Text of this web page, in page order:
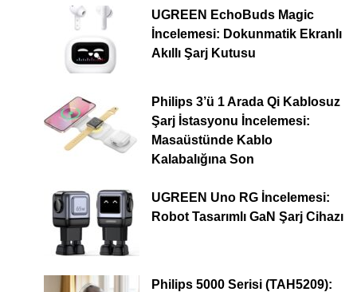
UGREEN EchoBuds Magic
İncelemesi: Dokunmatik Ekranlı
Akıllı Şarj Kutusu
Philips 3’ü 1 Arada Qi Kablosuz
Şarj İstasyonu İncelemesi:
Masaüstünde Kablo
Kalabalığına Son
UGREEN Uno RG İncelemesi:
Robot Tasarımlı GaN Şarj Cihazı
Philips 5000 Serisi (TAH5209):